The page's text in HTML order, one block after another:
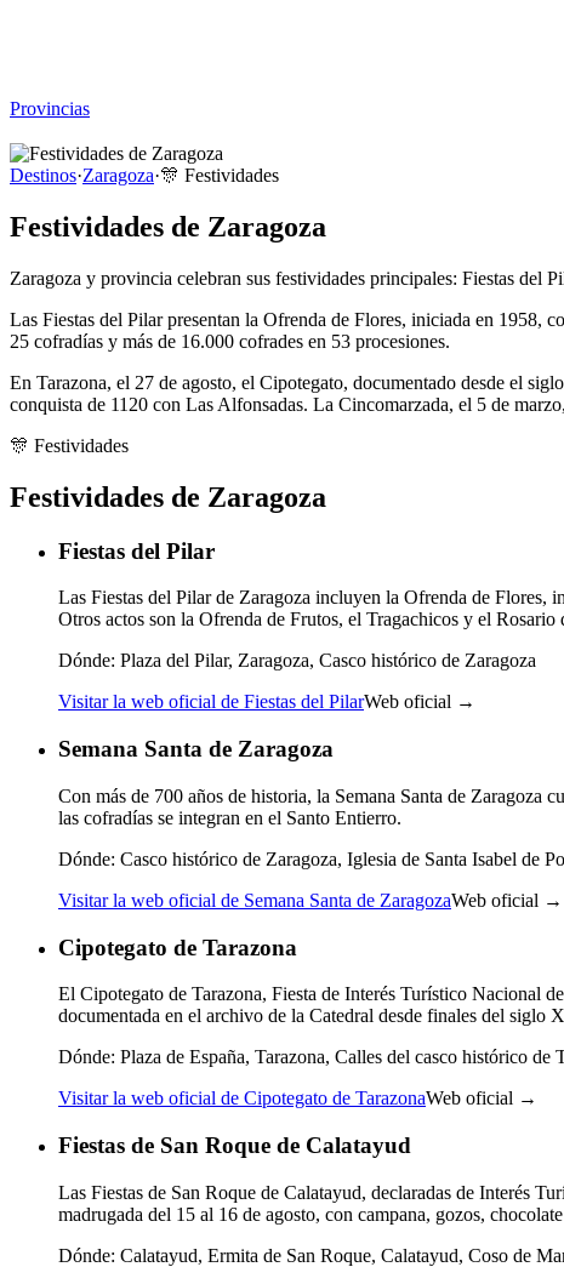
Provincias
Destinos·Zaragoza·🎊 Festividades
Festividades de Zaragoza
Zaragoza y provincia celebran sus festividades principales: Fiestas del
Las Fiestas del Pilar presentan la Ofrenda de Flores, iniciada en 1958,
25 cofradías y más de 16.000 cofrades en 53 procesiones.
En Tarazona, el 27 de agosto, el Cipotegato, documentado desde el
conquista de 1120 con Las Alfonsadas. La Cincomarzada, el 5 de
🎊 Festividades
Festividades de Zaragoza
Fiestas del Pilar
Las Fiestas del Pilar de Zaragoza incluyen la Ofrenda de Flores,
Otros actos son la Ofrenda de Frutos, el Tragachicos y el Rosario
Dónde: Plaza del Pilar, Zaragoza, Casco histórico de Zaragoza
Visitar la web oficial de Fiestas del PilarWeb oficial →
Semana Santa de Zaragoza
Con más de 700 años de historia, la Semana Santa de Zaragoza
las cofradías se integran en el Santo Entierro.
Dónde: Casco histórico de Zaragoza, Iglesia de Santa Isabel de
Visitar la web oficial de Semana Santa de ZaragozaWeb oficial →
Cipotegato de Tarazona
El Cipotegato de Tarazona, Fiesta de Interés Turístico Nacional
documentada en el archivo de la Catedral desde finales del siglo
Dónde: Plaza de España, Tarazona, Calles del casco histórico de
Visitar la web oficial de Cipotegato de TarazonaWeb oficial →
Fiestas de San Roque de Calatayud
Las Fiestas de San Roque de Calatayud, declaradas de Interés
madrugada del 15 al 16 de agosto, con campana, gozos,
Dónde: Calatayud, Ermita de San Roque, Calatayud, Coso de